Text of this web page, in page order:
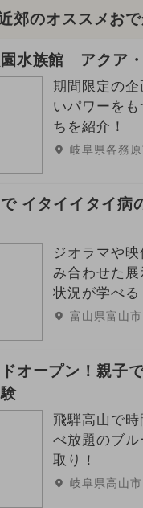
郊のオススメお
水族館 アクア
期間限定の
いパワーをも
ちを紹介！
岐阜県各務原
イタイイタイ病
ジオラマや映
み合わせた
状況が学べる
富山県富山市
オープン！親子
飛騨高山で
べ放題のブル
取り！
岐阜県高山市